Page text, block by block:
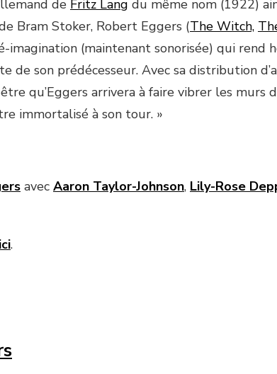
de Fritz Lang du même nom (1922)
Bram Stoker, Robert Eggers (The Witch,
imagination (maintenant sonorisée) qui rend
de son prédécesseur. Avec sa distribution
qu’Eggers arrivera à faire vibrer les murs
immortalisé à son tour. »
avec Aaron Taylor-Johnson, Lily-Rose
ici.